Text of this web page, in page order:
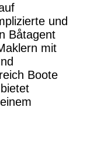
und
Båtagent
mit
Boote